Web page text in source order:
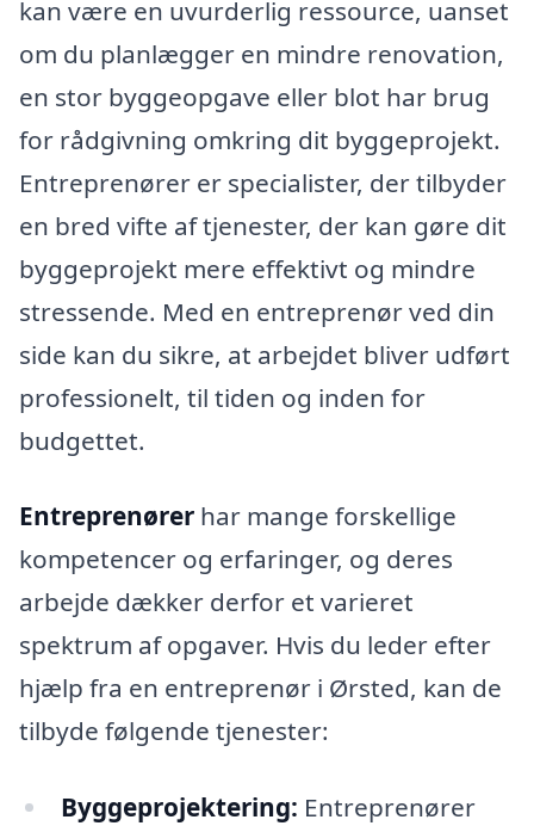
kan være en uvurderlig ressource, uanset
om du planlægger en mindre renovation,
en stor byggeopgave eller blot har brug
for rådgivning omkring dit byggeprojekt.
Entreprenører er specialister, der tilbyder
en bred vifte af tjenester, der kan gøre dit
byggeprojekt mere effektivt og mindre
stressende. Med en entreprenør ved din
side kan du sikre, at arbejdet bliver udført
professionelt, til tiden og inden for
budgettet.
Entreprenører har mange forskellige
kompetencer og erfaringer, og deres
arbejde dækker derfor et varieret
spektrum af opgaver. Hvis du leder efter
hjælp fra en entreprenør i Ørsted, kan de
tilbyde følgende tjenester:
Byggeprojektering: Entreprenører